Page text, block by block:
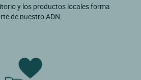
y los productos locales forma
de nuestro ADN.